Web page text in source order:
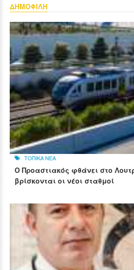
ΔΗΜΟΦΙΛΗ
ΤΟΠΙΚΑ ΝΕΑ
Ο Προαστιακός φθάνει στο
βρίσκονται οι νέοι σταθμοί